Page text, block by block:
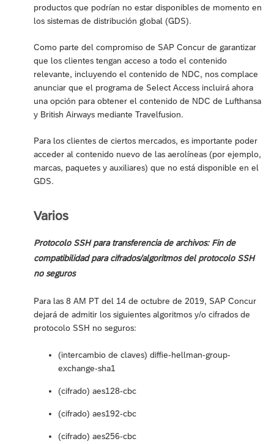
productos que podrían no estar disponibles de momento en
los sistemas de distribución global (GDS).
Como parte del compromiso de SAP Concur de garantizar
que los clientes tengan acceso a todo el contenido
relevante, incluyendo el contenido de NDC, nos complace
anunciar que el programa de Select Access incluirá ahora
una opción para obtener el contenido de NDC de Lufthansa
y British Airways mediante Travelfusion.
Para los clientes de ciertos mercados, es importante poder
acceder al contenido nuevo de las aerolíneas (por ejemplo,
marcas, paquetes y auxiliares) que no está disponible en el
GDS.
Varios
Protocolo SSH para transferencia de archivos: Fin de
compatibilidad para cifrados/algoritmos del protocolo SSH
no seguros
Para las 8 AM PT del 14 de octubre de 2019, SAP Concur
dejará de admitir los siguientes algoritmos y/o cifrados de
protocolo SSH no seguros:
(intercambio de claves) diffie-hellman-group-
exchange-sha1
(cifrado) aes128-cbc
(cifrado) aes192-cbc
(cifrado) aes256-cbc